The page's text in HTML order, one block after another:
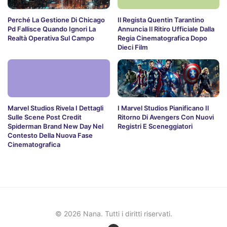
Perché La Gestione Di Chicago
Pd Fallisce Quando Ignori La
Realtà Operativa Sul Campo
Il Regista Quentin Tarantino
Annuncia Il Ritiro Ufficiale Dalla
Regia Cinematografica Dopo
Dieci Film
Marvel Studios Rivela I Dettagli
Sulle Scene Post Credit
Spiderman Brand New Day Nel
Contesto Della Nuova Fase
Cinematografica
I Marvel Studios Pianificano Il
Ritorno Di Avengers Con Nuovi
Registri E Sceneggiatori
© 2026 Nana. Tutti i diritti riservati.